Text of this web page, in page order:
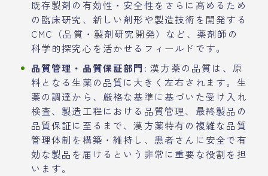
既存製剤の有効性・安全性をさらに高めるため
の臨床研究、新しい剤形や製造技術を開発する
CMC（品質・製剤研究開発）など、薬剤師の
科学的探究心を活かせるフィールドです。
品質管理・品質保証部門: 漢方薬の品質は、原
料となる生薬の品質に大きく左右されます。生
薬の調達から、厳格な基準に基づいた受け入れ
検査、製造工程における品質管理、最終製品の
品質保証に至るまで、漢方薬特有の複雑な品質
管理体制を構築・維持し、患者さんに安全で有
効な製品を届けるという非常に重要な役割を担
います。